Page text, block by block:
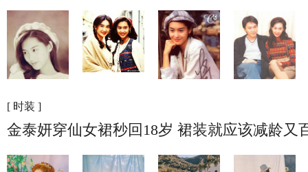
[ 时装 ]
金泰妍穿仙女裙秒回18岁 裙装就应该减龄又